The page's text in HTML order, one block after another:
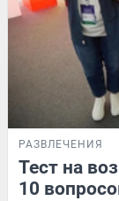
РАЗВЛЕЧЕНИЯ
Тест на
10